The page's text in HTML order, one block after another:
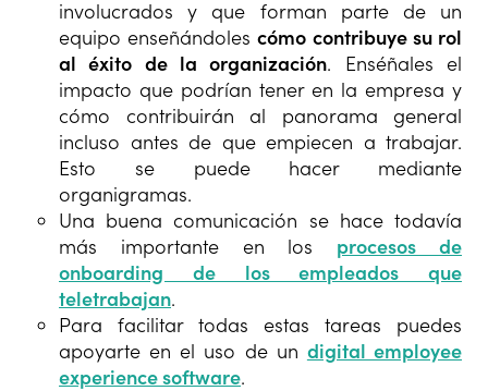
involucrados y que forman parte de un
equipo enseñándolescómo contribuye su rol
al éxito de la organización. Enséñales el
impacto que podrían tener en la empresa y
cómo contribuirán al panorama general
incluso antes de que empiecen a trabajar.
Esto se puede hacer mediante
organigramas.
Una buena comunicación se hace todavía
más importante en los procesos de
onboarding de los empleados que
teletrabajan.
Para facilitar todas estas tareas puedes
apoyarte en el uso de un digital employee
experience software.